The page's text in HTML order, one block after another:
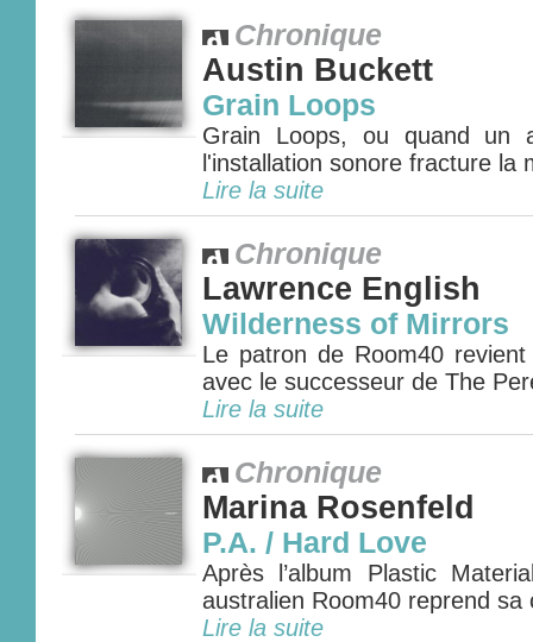
Chronique
Austin Buckett
Grain Loops
Grain Loops, ou quand un
l'installation sonore fracture la
Lire la suite
Chronique
Lawrence English
Wilderness of Mirrors
Le patron de Room40
avec le successeur de The
Lire la suite
Chronique
Marina Rosenfeld
P.A. / Hard Love
Après l’album Plastic
australien Room40 reprend sa
Lire la suite